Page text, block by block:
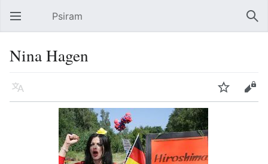
Hauptmenü öffnen Psiram
Nina Hagen
Sprache Beobachten Bearbeiten